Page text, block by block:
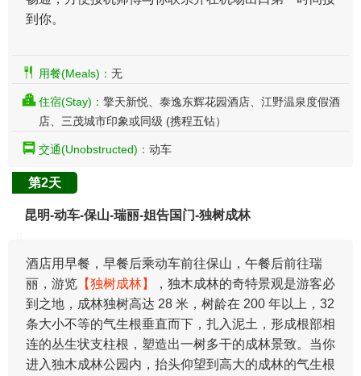
到你。
用餐(Meals)： 无
住宿(Stay)： 擎天新悦、泰逸东辉花园酒店、江野温泉度假酒
店、三茂城市印象或同级 (携程五钻）
交通(Unobstructed)： 动车
第2天
昆明-动车-保山-瑞丽-姐告国门-独树成林
酒店用早餐，早餐后乘动车前往保山，午餐后前往瑞
丽，游览 【独树成林】
，独木成林的奇特景观是游客必
到之地，成林独树高达 28 米，树龄在 200 年以上，32
条大小不等的气生根垂直而下，扎入泥土，形成根部相
连的丛生状支柱根，塑造出一树多干的成林景致。当你
进入独木成林公园内，抬头仰望到高大的成林的气生根